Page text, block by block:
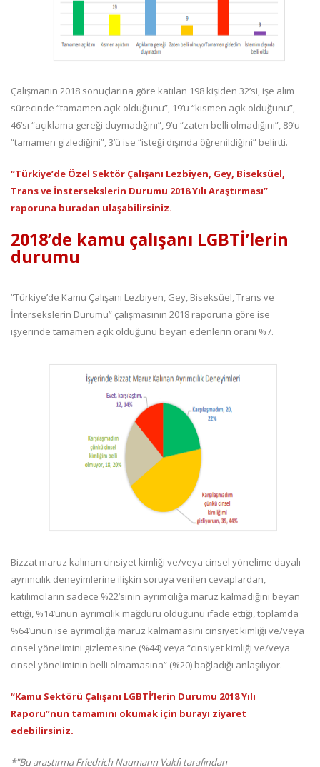
Çalışmanın 2018 sonuçlarına göre katılan 198 kişiden 32’si, işe alım
sürecinde “tamamen açık olduğunu”, 19’u “kısmen açık olduğunu”,
46’sı “açıklama gereği duymadığını”, 9’u “zaten belli olmadığını”, 89’u
“tamamen gizlediğini”, 3’ü ise “isteği dışında öğrenildiğini” belirtti.
“Türkiye’de Özel Sektör Çalışanı Lezbiyen, Gey, Biseksüel,
Trans ve İnstersekslerin Durumu 2018 Yılı Araştırması”
raporuna buradan ulaşabilirsiniz.
2018’de kamu çalışanı LGBTİ’lerin
durumu
“Türkiye’de Kamu Çalışanı Lezbiyen, Gey, Biseksüel, Trans ve
İntersekslerin Durumu” çalışmasının 2018 raporuna göre ise
işyerinde tamamen açık olduğunu beyan edenlerin oranı %7.
Bizzat maruz kalınan cinsiyet kimliği ve/veya cinsel yönelime dayalı
ayrımcılık deneyimlerine ilişkin soruya verilen cevaplardan,
katılımcıların sadece %22’sinin ayrımcılığa maruz kalmadığını beyan
ettiği, %14’ünün ayrımcılık mağduru olduğunu ifade ettiği, toplamda
%64’ünün ise ayrımcılığa maruz kalmamasını cinsiyet kimliği ve/veya
cinsel yönelimini gizlemesine (%44) veya “cinsiyet kimliği ve/veya
cinsel yöneliminin belli olmamasına” (%20) bağladığı anlaşılıyor.
“Kamu Sektörü Çalışanı LGBTİ’lerin Durumu 2018 Yılı
Raporu”nun tamamını okumak için burayı ziyaret
edebilirsiniz.
*"Bu araştırma Friedrich Naumann Vakfı tarafından